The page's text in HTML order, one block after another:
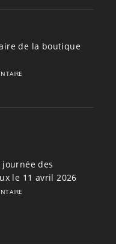
de la boutique
des
le 11 avril 2026